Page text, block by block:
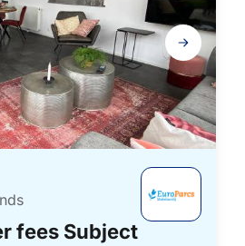
fees Subject